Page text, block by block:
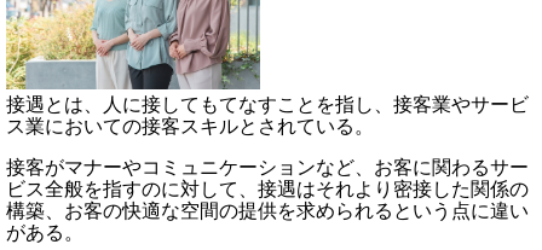
接遇とは、人に接してもてなすことを指し、接客業やサービ
ス業においての接客スキルとされている。
接客がマナーやコミュニケーションなど、お客に関わるサー
ビス全般を指すのに対して、接遇はそれより密接した関係の
構築、お客の快適な空間の提供を求められるという点に違い
がある。